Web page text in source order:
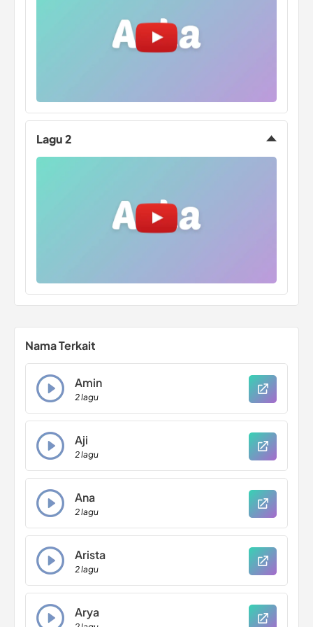
Lagu 2
Nama Terkait
Amin
2 lagu
Aji
2 lagu
Ana
2 lagu
Arista
2 lagu
Arya